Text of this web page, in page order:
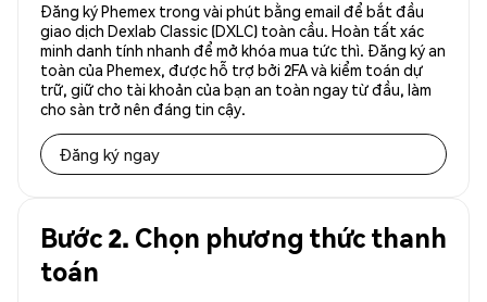
Đăng ký Phemex trong vài phút bằng email để bắt đầu
giao dịch Dexlab Classic (DXLC) toàn cầu. Hoàn tất xác
minh danh tính nhanh để mở khóa mua tức thì. Đăng ký an
toàn của Phemex, được hỗ trợ bởi 2FA và kiểm toán dự
trữ, giữ cho tài khoản của bạn an toàn ngay từ đầu, làm
cho sàn trở nên đáng tin cậy.
Đăng ký ngay
Bước 2. Chọn phương thức thanh
toán